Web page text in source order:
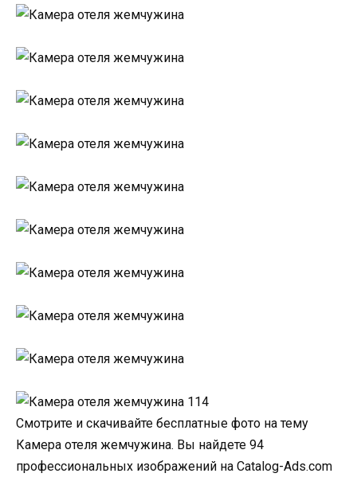
Смотрите и скачивайте бесплатные фото на тему
Камера отеля жемчужина. Вы найдете 94
профессиональных изображений на Catalog-Ads.com